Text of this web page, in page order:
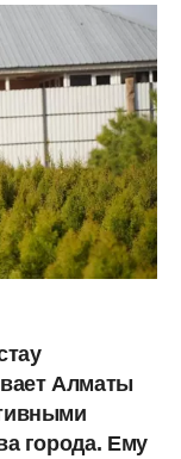
Алматы
города. Ему